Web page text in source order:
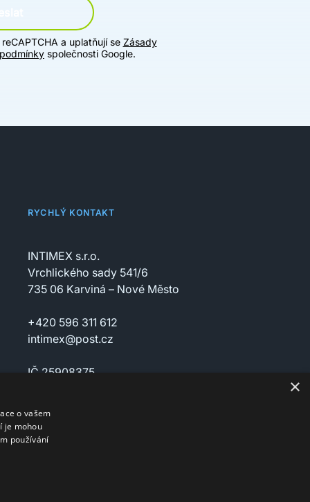
a uplatňují se Zásady
společnosti Google.
RYCHLÝ KONTAKT
INTIMEX s.r.o.
Vrchlického sady 541/6
735 06 Karviná – Nové Město
+420 596 311 612
intimex@post.cz
IČ 25908375
×
o vašem
je mohou
používání